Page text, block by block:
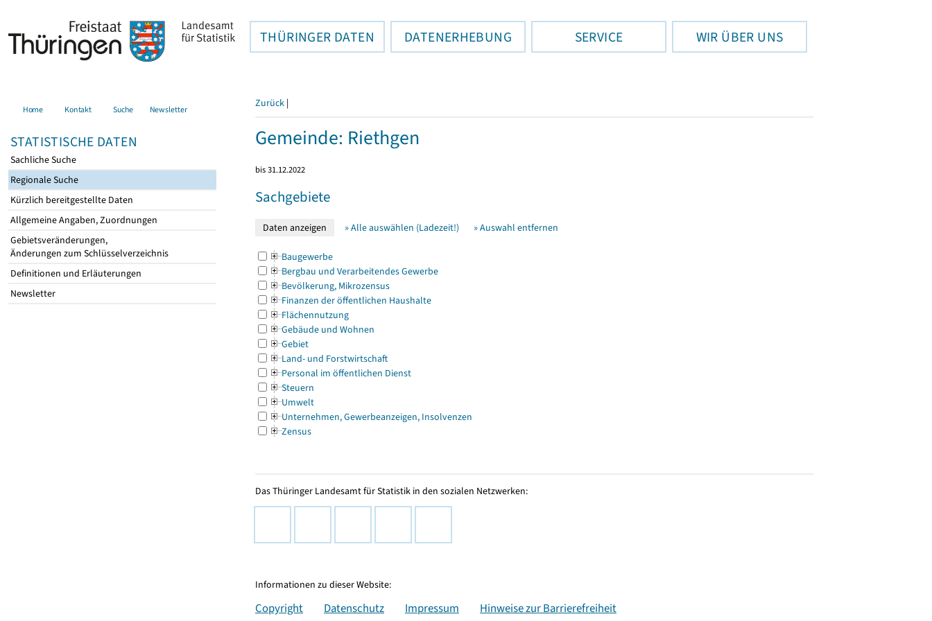
THÜRINGER DATEN DATENERHEBUNG SERVICE WIR ÜBER UNS
Home Kontakt Suche Newsletter
STATISTISCHE DATEN
Sachliche Suche
Regionale Suche
Kürzlich bereitgestellte Daten
Allgemeine Angaben, Zuordnungen
Gebietsveränderungen,
Änderungen zum Schlüsselverzeichnis
Definitionen und Erläuterungen
Newsletter
Zurück |
Gemeinde: Riethgen
bis 31.12.2022
Sachgebiete
» Alle auswählen (Ladezeit!) » Auswahl entfernen
Baugewerbe
Bergbau und Verarbeitendes Gewerbe
Bevölkerung, Mikrozensus
Finanzen der öffentlichen Haushalte
Flächennutzung
Gebäude und Wohnen
Gebiet
Land- und Forstwirtschaft
Personal im öffentlichen Dienst
Steuern
Umwelt
Unternehmen, Gewerbeanzeigen, Insolvenzen
Zensus
Das Thüringer Landesamt für Statistik in den sozialen Netzwerken:
Informationen zu dieser Website:
Copyright Datenschutz Impressum Hinweise zur Barrierefreiheit